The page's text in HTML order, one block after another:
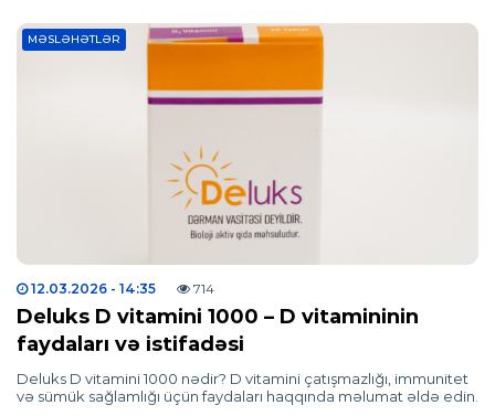
MƏSLƏHƏTLƏR
12.03.2026 - 14:35 714
Deluks D vitamini 1000 – D vitamininin
faydaları və istifadəsi
Deluks D vitamini 1000 nədir? D vitamini çatışmazlığı, immunitet
və sümük sağlamlığı üçün faydaları haqqında məlumat əldə edin.